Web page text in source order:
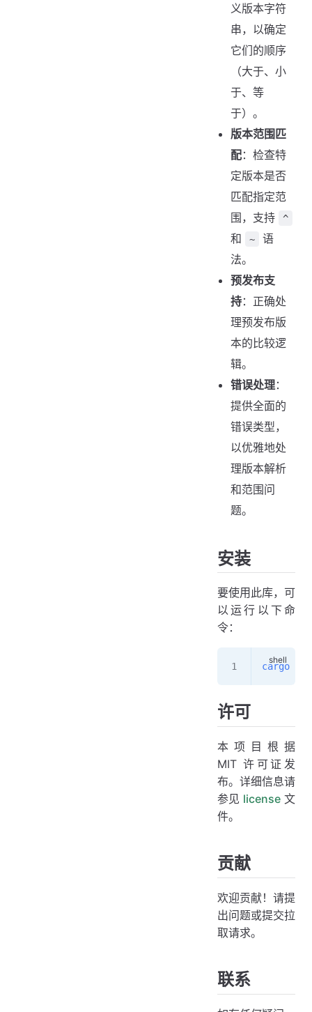
义版本字符
串，以确定
它们的顺序
（大于、小
于、等
于）。
版本范围匹
配：检查特
定版本是否
匹配指定范
围，支持
^
和 ~
语
法。
预发布支
持：正确处
理预发布版
本的比较逻
辑。
错误处理：
提供全面的
错误类型，
以优雅地处
理版本解析
和范围问
题。
安装
要使用此库，可
以运行以下命
令：
cargo
许可
本项目根据
MIT 许可证发
布。详细信息请
参见 license 文
件。
贡献
欢迎贡献！请提
出问题或提交拉
取请求。
联系